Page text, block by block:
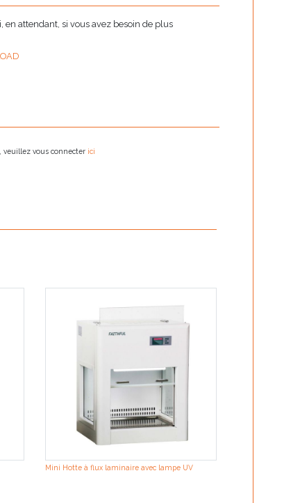
attendant, si vous avez besoin de plus
veuillez vous connecter ici
Mini Hotte à flux laminaire avec lampe UV